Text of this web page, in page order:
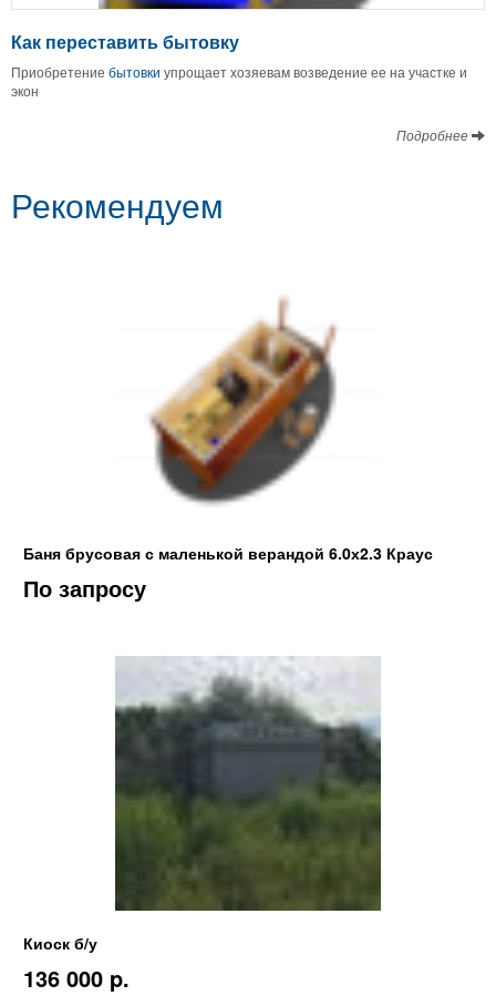
Как переставить бытовку
Приобретение бытовки упрощает хозяевам возведение ее на участке и
экон
Подробнее
Рекомендуем
Баня брусовая с маленькой верандой 6.0х2.3 Краус
По запросу
Киоск б/у
136 000 p.